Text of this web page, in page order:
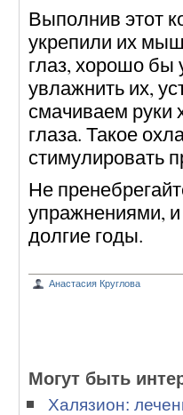
Выполнив этот
укрепили их
глаз, хорошо бы
увлажнить их,
смачиваем руки
глаза. Такое
стимулировать
Не
упражнениями,
долгие годы.
Анастасия Круглова
Могут быть
Халязион: